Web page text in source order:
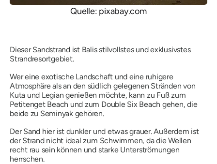
Quelle: pixabay.com
Dieser Sandstrand ist Balis stilvollstes und exklusivstes
Strandresortgebiet.
Wer eine exotische Landschaft und eine ruhigere
Atmosphäre als an den südlich gelegenen Stränden von
Kuta und Legian genießen möchte, kann zu Fuß zum
Petitenget Beach und zum Double Six Beach gehen, die
beide zu Seminyak gehören.
Der Sand hier ist dunkler und etwas grauer. Außerdem ist
der Strand nicht ideal zum Schwimmen, da die Wellen
recht rau sein können und starke Unterströmungen
herrschen.